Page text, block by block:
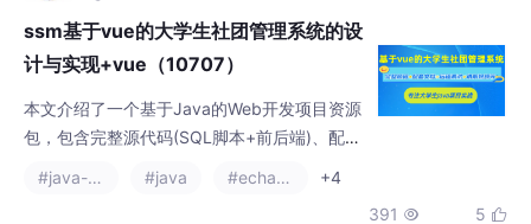
ssm基于vue的大学生社团管理系统的设
计与实现+vue（10707）
本文介绍了一个基于Java的Web开发项目资源
包，包含完整源代码(SQL脚本+前后端)、配套
项目采用SSM+SpringBoot+Vue技术栈，使用
#java
+4
391  5 